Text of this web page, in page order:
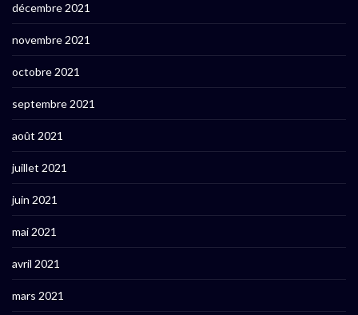
décembre 2021
novembre 2021
octobre 2021
septembre 2021
août 2021
juillet 2021
juin 2021
mai 2021
avril 2021
mars 2021